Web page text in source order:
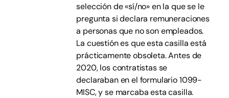
selección de «sí/no» en la que se le
pregunta si declara remuneraciones
a personas que no son empleados.
La cuestión es que esta casilla está
prácticamente obsoleta. Antes de
2020, los contratistas se
declaraban en el formulario 1099-
MISC, y se marcaba esta casilla.